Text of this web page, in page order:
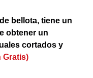
bellota, tiene un
obtener un
cortados y
Gratis)